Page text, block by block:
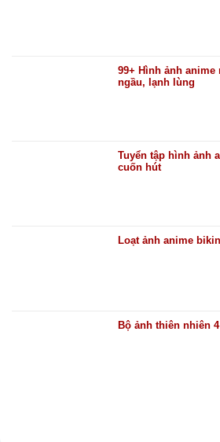
99+ Hình ảnh
ngầu, lạnh lùng
Tuyển tập hình ảnh
cuốn hút
Loạt ảnh anime
Bộ ảnh thiên nhiên